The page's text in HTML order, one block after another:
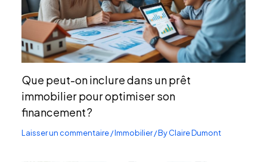
Que peut-on inclure dans un prêt
immobilier pour optimiser son
financement ?
Laisser un commentaire/Immobilier/ ByClaire Dumont